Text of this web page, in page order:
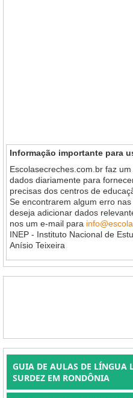
Informação importante para
Escolasecreches.com.br faz
dados diariamente para
precisas dos centros de
Se encontrarem algum erro
deseja adicionar dados
nos um e-mail para
INEP - Instituto Nacional de
Anísio Teixeira
GUIA DE AULAS DE LÍNGUA
SURDEZ EM RONDÔNIA